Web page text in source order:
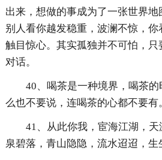
出来，想做的事成为了一张世界地
别人看你越发稳重，波澜不惊，你
触目惊心。其实孤独并不可怕，只
对话。
40、喝茶是一种境界，喝茶
么也不要说，连喝茶的心都不要有
41、从此你我，宦海江湖，
泉碧落，青山隐隐，流水迢迢，生